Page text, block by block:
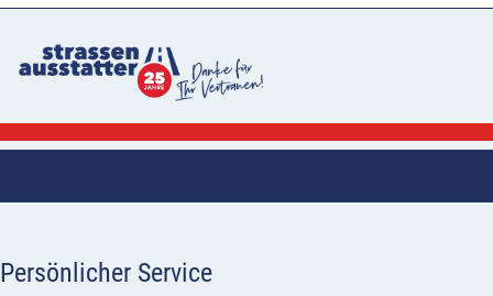
Persönlicher Service